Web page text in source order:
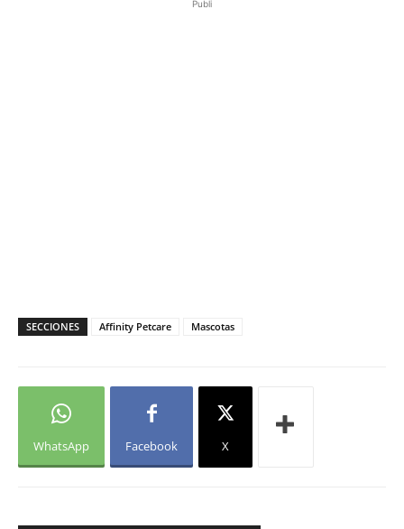
Publi
SECCIONES Affinity Petcare Mascotas
WhatsApp Facebook X